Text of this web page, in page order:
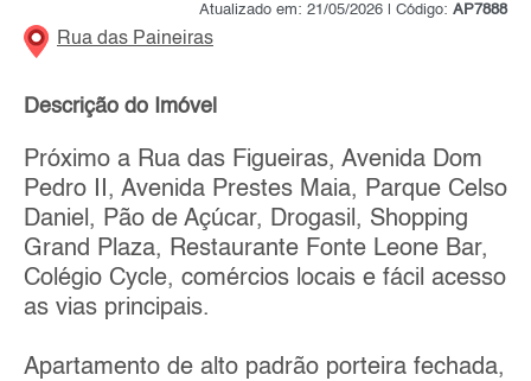
Atualizado em: 21/05/2026 | Código: AP7888
Rua das Paineiras
Descrição do Imóvel
Próximo a Rua das Figueiras, Avenida Dom
Pedro II, Avenida Prestes Maia, Parque Celso
Daniel, Pão de Açúcar, Drogasil, Shopping
Grand Plaza, Restaurante Fonte Leone Bar,
Colégio Cycle, comércios locais e fácil acesso
as vias principais.
Apartamento de alto padrão porteira fechada,